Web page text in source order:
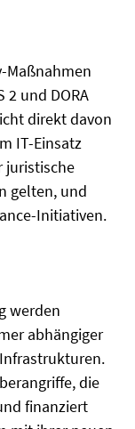
Maßnahmen
2 und DORA
direkt davon
IT-Einsatz
juristische
gelten, und
Initiativen.
werden
abhängiger
die
finanziert